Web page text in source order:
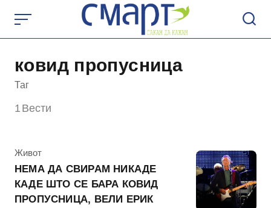
content
ковид пропусница
Таг
1 Вести
КАтегорија
Живот
НЕМА ДА СВИРАМ НИКАДЕ
КАДЕ ШТО СЕ БАРА КОВИД
ПРОПУСНИЦА, ВЕЛИ ЕРИК